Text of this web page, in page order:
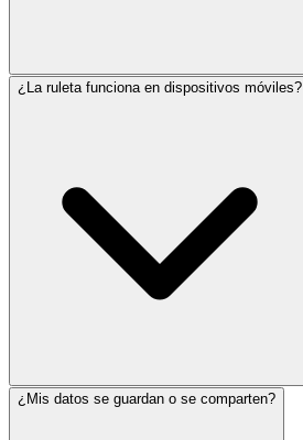
¿La ruleta funciona en dispositivos móviles?
¿Mis datos se guardan o se comparten?